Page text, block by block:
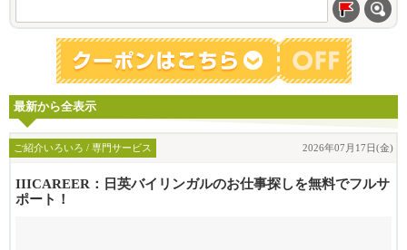
最新から全表示
ご紹介いろいろ / 専門サービス 2026年07月17日(金)
IIICAREER：日英バイリンガルのお仕事探しを無料でフルサ
ポート！